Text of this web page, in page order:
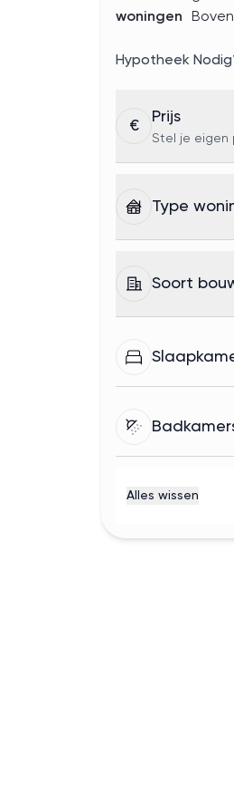
woningen
Hypotheek
€
Prijs
Stel je eigen
Type
Soort
Alles wissen